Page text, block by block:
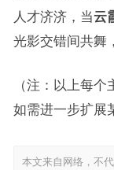
人才济济，当云
光影交错间共舞
（注：以上每个
如需进一步扩展
本文来自网络，不